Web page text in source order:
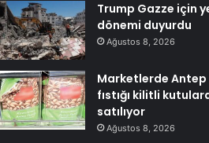
Trump Gazze için
dönemi duyurdu
Ağustos 8, 2026
Marketlerde Antep
fıstığı kilitli
satılıyor
Ağustos 8, 2026